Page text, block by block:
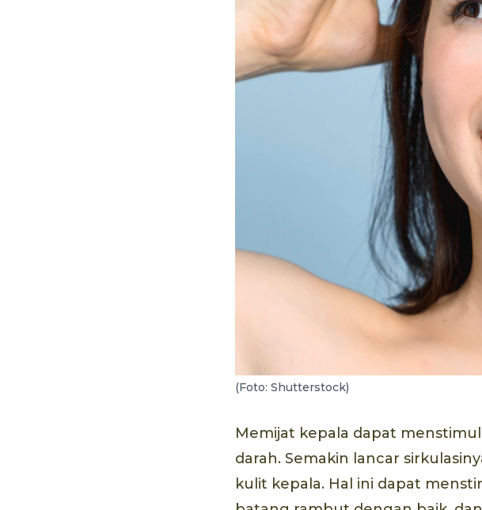
(Foto: Shutterstock)
Memijat kepala dapat
darah. Semakin lancar
kulit kepala. Hal ini dapat